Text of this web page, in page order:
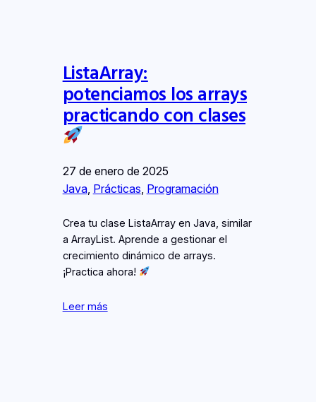
ListaArray:
potenciamos los arrays
practicando con clases
27 de enero de 2025
Java, Prácticas Programación
Crea tu clase ListaArray en Java, similar
a ArrayList. Aprende a gestionar el
crecimiento dinámico de arrays.
¡Practica ahora!
Leer más